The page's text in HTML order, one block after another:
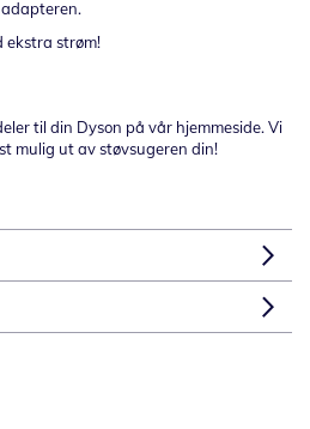
ekstra strøm!
til din Dyson på vår hjemmeside. Vi
mulig ut av støvsugeren din!